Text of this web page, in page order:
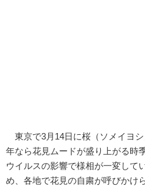
東京で3月14日に桜（ソメイヨ
年なら花見ムードが盛り上がる時
ウイルスの影響で様相が一変して
め、各地で花見の自粛が呼びかけ